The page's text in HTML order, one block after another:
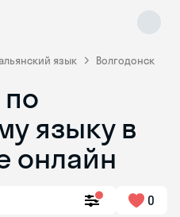
язык Волгодонск
языку в
онлайн
0